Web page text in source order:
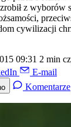
z wyborów
cywilizacji
09:31 2 min
E-mail
Komentarze